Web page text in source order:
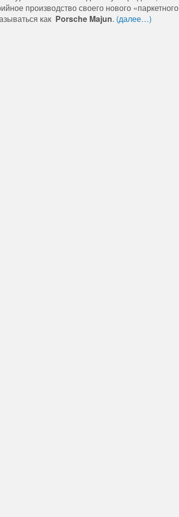
производство своего нового «паркетного
как Porsche Majun. (далее…)